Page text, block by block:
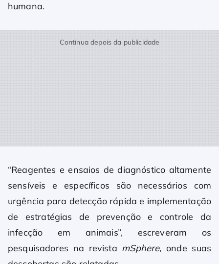
humana.
Continua depois da publicidade
“Reagentes e ensaios de diagnóstico altamente
sensíveis e específicos são necessários com
urgência para detecção rápida e implementação
de estratégias de prevenção e controle da
infecção em animais”, escreveram os
pesquisadores na revista mSphere, onde suas